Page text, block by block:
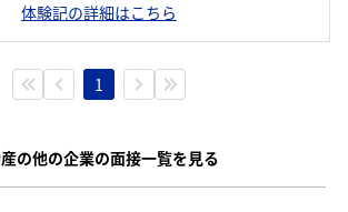
体験記の詳細はこちら
1
の他の企業の面接一覧を見る